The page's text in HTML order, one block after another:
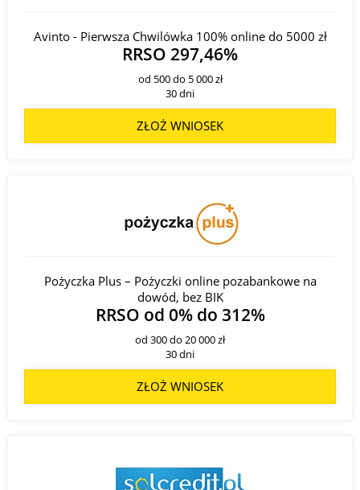
Avinto - Pierwsza Chwilówka 100% online do 5000 zł
RRSO 297,46%
od 500 do 5 000 zł
30 dni
ZŁOŻ WNIOSEK
Pożyczka Plus – Pożyczki online pozabankowe na
dowód, bez BIK
RRSO od 0% do 312%
od 300 do 20 000 zł
30 dni
ZŁOŻ WNIOSEK